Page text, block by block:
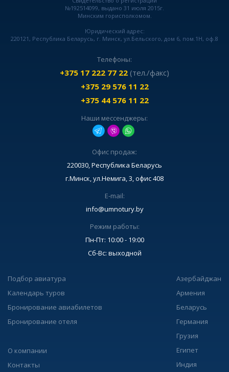
№192514099, выдано 31 июля 2015г.
Минским горисполкомом.
Юридический адрес:
220121, Республика Беларусь, г. Минск, ул.Бельского, дом 6, пом.1Н, оф.8
Телефоны:
+375 17 222 77 22 (тел./факс)
+375 29 576 11 22
+375 44 576 11 22
Наши мессенджеры:
Офис продаж:
220030, Республика Беларусь
г.Минск, ул.Немига, 3, офис 408
E-mail:
info@umnotury.by
Режим работы:
Пн-Пт: 10:00 - 19:00
Сб-Вс: выходной
Подбор авиатура
Календарь туров
Бронирование авиабилетов
Бронирование отеля
О компании
Контакты
Азербайджан
Армения
Беларусь
Германия
Грузия
Египет
Индия